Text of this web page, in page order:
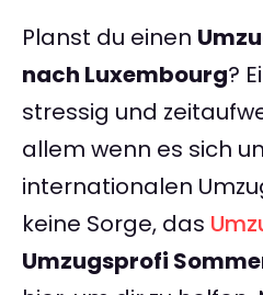
Planst du einen
nach Luxembourg?
stressig und
allem wenn es sich
internationalen
keine Sorge, das
Umzugsprofi